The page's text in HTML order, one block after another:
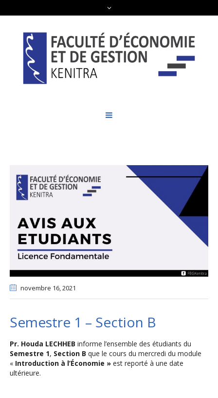
novembre 16, 2021
Semestre 1 – Section B
Pr. Houda LECHHEB informe l’ensemble des étudiants du
Semestre 1, Section B que le cours du mercredi du module
« Introduction à l’Économie » est reporté à une date
ultérieure.